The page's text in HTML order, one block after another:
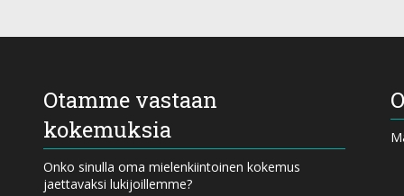
Otamme vastaan
kokemuksia
Onko sinulla oma mielenkiintoinen kokemus
jaettavaksi lukijoillemme?